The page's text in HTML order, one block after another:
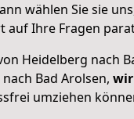
wählen Sie sie
auf Ihre Fragen
Heidelberg nach
Bad Arolsen,
umziehen